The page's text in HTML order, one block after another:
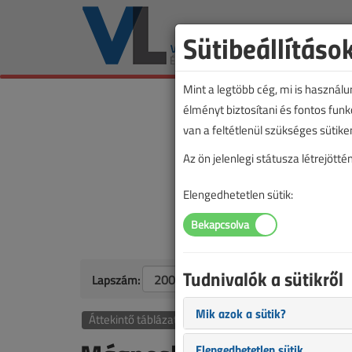
Lapszám:
Áttekintő táblázat alapján
Mint a legtöbb cég, mi is
élményt biztosítani és fontos
van a feltétlenül szükséges
Az ön jelenlegi státusza
Elengedhetetlen sütik:
Tudnivalók a sütikről
Mik azok a sütik?